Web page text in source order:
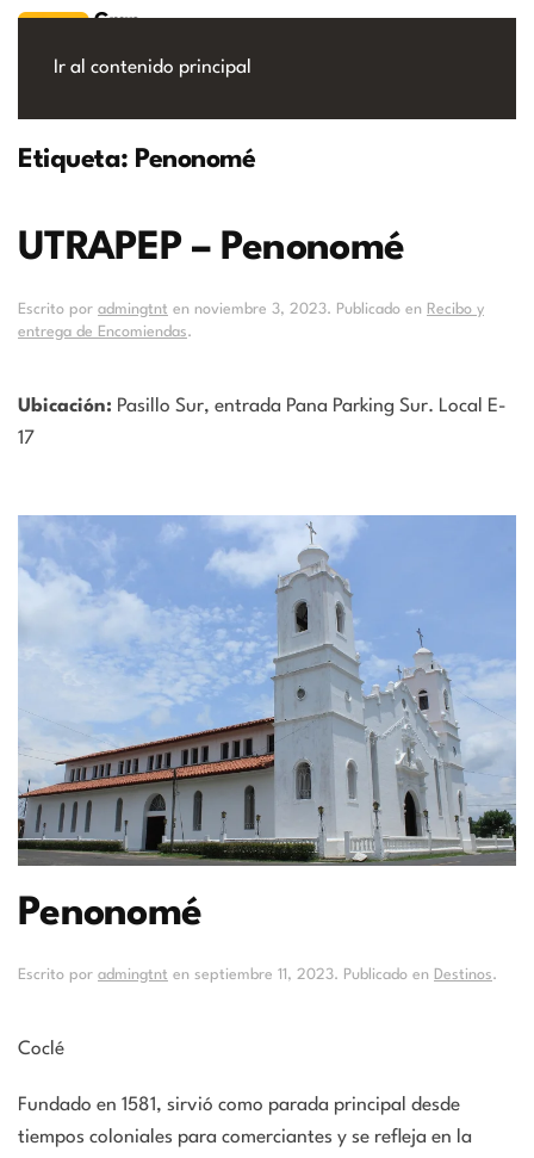
Ir al contenido principal
Etiqueta: Penonomé
UTRAPEP – Penonomé
Escrito por admingtnt en noviembre 3, 2023. Publicado en Recibo y
entrega de Encomiendas.
Ubicación: Pasillo Sur, entrada Pana Parking Sur. Local E-
17
Penonomé
Escrito por admingtnt en septiembre 11, 2023. Publicado en Destinos.
Coclé
Fundado en 1581, sirvió como parada principal desde
tiempos coloniales para comerciantes y se refleja en la